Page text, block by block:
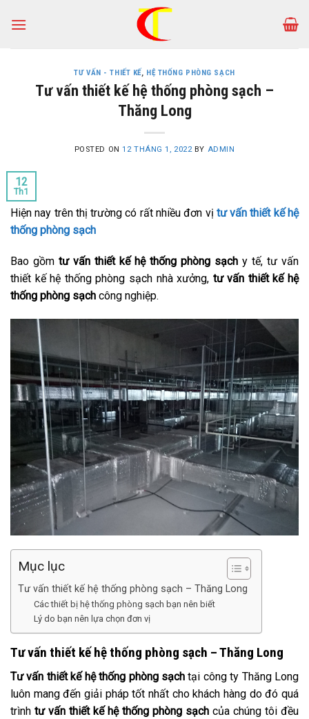
TƯ VẤN - THIẾT KẾ, HỆ THỐNG PHÒNG SẠCH
Tư vấn thiết kế hệ thống phòng sạch –
Thăng Long
POSTED ON12 THÁNG 1, 2022 BY ADMIN
12
Th1
Hiện nay trên thị trường có rất nhiều đơn vị tư vấn thiết kế hệ
thống phòng sạch
Bao gồm tư vấn thiết kế hệ thống phòng sạch y tế, tư vấn
thiết kế hệ thống phòng sạch nhà xưởng, tư vấn thiết kế hệ
thống phòng sạch công nghiệp.
Mục lục
Tư vấn thiết kế hệ thống phòng sạch – Thăng Long
Các thiết bị hệ thống phòng sạch bạn nên biết
Lý do bạn nên lựa chọn đơn vị
Tư vấn thiết kế hệ thống phòng sạch – Thăng Long
Tư vấn thiết kếhệ thống phòng sạchtại công ty Thăng Long
luôn mang đến giải pháp tốt nhất cho khách hàng do đó quá
trình tư vấn thiết kế hệ thống phòng sạch của chúng tôi đều